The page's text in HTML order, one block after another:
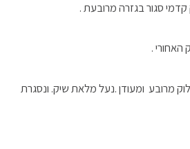
סגור בגזרה מרובעת .
.
בגובה 3 ס"מ בלוק מרובע ומעודן .נעל מלאת שיק. ונסגרת